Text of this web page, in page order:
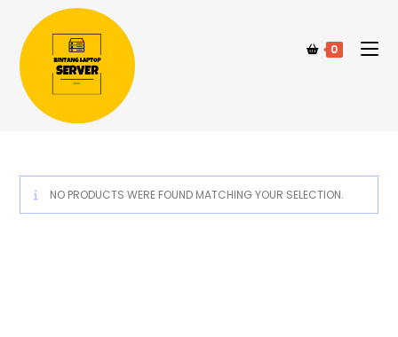
0
NO PRODUCTS WERE FOUND MATCHING YOUR SELECTION.